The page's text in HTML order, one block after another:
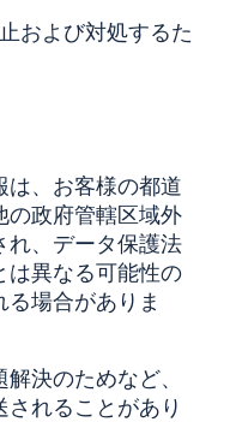
および対処するた
は、お客様の都道
の政府管轄区域外
れ、データ保護法
は異なる可能性の
場合がありま
決のためなど、
れることがあり